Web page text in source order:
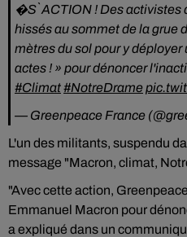
�S` ACTION ! Des activistes
hissés au sommet de la grue
mètres du sol pour y
actes ! » pour dénoncer
#Climat#NotreDrame
— Greenpeace France
L'un des militants, suspendu
message "Macron, climat,
"Avec cette action,
Emmanuel Macron pour
a expliqué dans un